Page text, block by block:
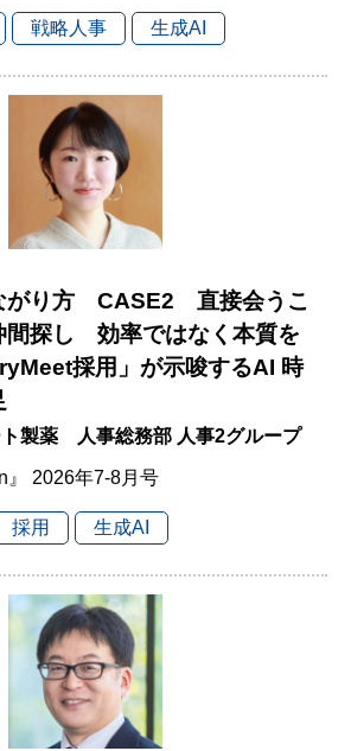
戦略人事 生成AI
がり方 CASE2 直接会うこ
間探し 効率ではなく本質を
採用」が示唆するAI 時
製薬 人事総務部 人事2グループ
』 2026年7-8月号
採用 生成AI